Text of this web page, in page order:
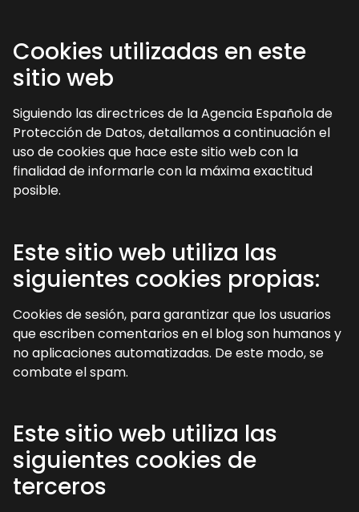
Cookies utilizadas en este
sitio web
Siguiendo las directrices de la Agencia Española de
Protección de Datos, detallamos a continuación el
uso de cookies que hace este sitio web con la
finalidad de informarle con la máxima exactitud
posible.
Este sitio web utiliza las
siguientes cookies propias:
Cookies de sesión, para garantizar que los usuarios
que escriben comentarios en el blog son humanos y
no aplicaciones automatizadas. De este modo, se
combate el spam.
Este sitio web utiliza las
siguientes cookies de
terceros